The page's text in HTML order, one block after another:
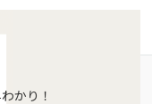
かり！